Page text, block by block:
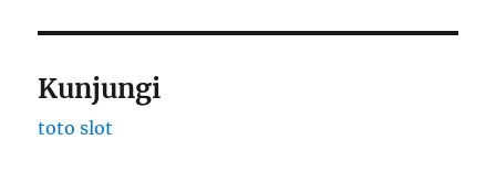
Kunjungi
toto slot